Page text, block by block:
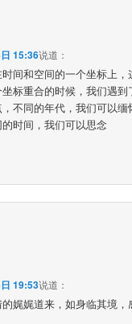
15:36说道：
间和空间的一个坐标上，
标重合的时候，我们遇到
不同的年代，我们可以缅
时间，我们可以思念
19:53说道：
娓娓道来，如身临其境，